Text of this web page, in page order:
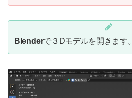
Blenderで３Dモデルを開きます。